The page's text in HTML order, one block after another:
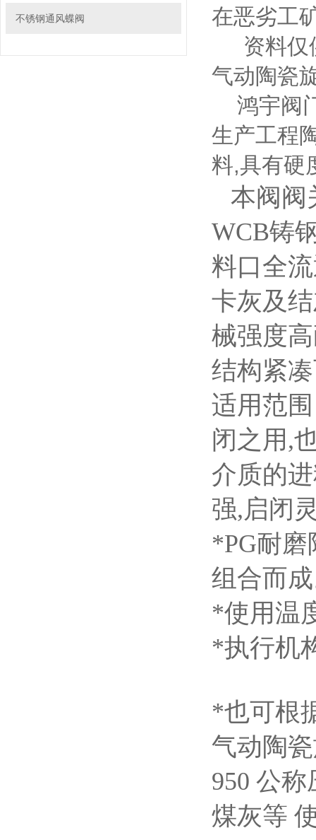
不锈钢通风蝶阀
在恶劣工
资料仅
气动陶瓷
鸿宇阀
生产工程
料,具有硬
本阀阀
WCB铸
料口全
卡灰及
械强度
结构紧
适用范
闭之用,
介质的
强,启闭
*PG耐磨
组合
*使用温
*执行机
*也可根
气动陶
950 公称
煤灰等